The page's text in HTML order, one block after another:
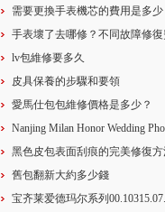
需要更換手表機芯的費用是多少
手表壞了去哪修？不同故障修復
​lv包維修要多久
​皮具保養的步驟和要領
​愛馬仕包包維修價格是多少？
Nanjing Milan Honor Wedding
黑色皮包表面刮痕的完美修復
​舊包翻新大約多少錢
宝齐莱爱德玛尔系列